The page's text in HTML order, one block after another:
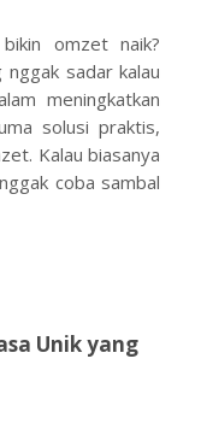
omzet naik?
sadar kalau
meningkatkan
solusi praktis,
Kalau biasanya
coba sambal
Unik yang